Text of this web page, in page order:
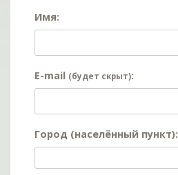
Имя:
E-mail (будет скрыт):
Город (населённый пункт):